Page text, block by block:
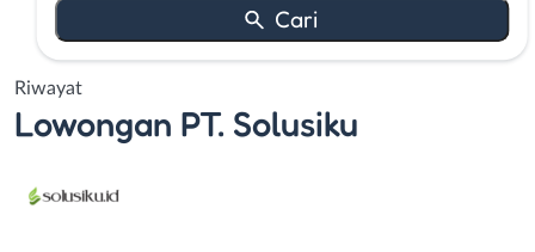
Riwayat
Lowongan PT. Solusiku